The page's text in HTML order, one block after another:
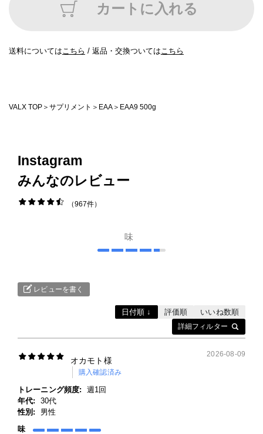
ふるなび
VALX GYM
FOLLOW US
ENGLISH
カートに入れる
送料についてはこちら / 返品・交換ついてはこちら
VALX TOP サプリメント EAA EAA9 500g
Instagram
みんなのレビュー
967件
味
レビューを書く
詳細フィルター
日付順 ↓ 評価順 いいね数順
オカモト様
購入確認済み
2026-08-09
トレーニング頻度:
週1回
年代:
30代
性別:
男性
味